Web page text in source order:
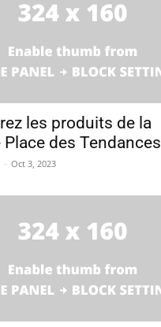
les produits de la
Place des Tendances
- Oct 3, 2023